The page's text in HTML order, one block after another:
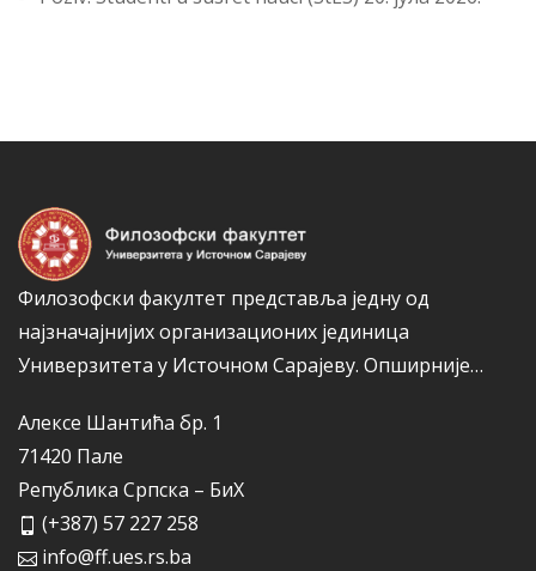
Филозофски факултет представља једну од
најзначајнијих организационих јединица
Универзитета у Источном Сарајеву. Опширније…
Алексе Шантића бр. 1
71420 Пале
Република Српска – БиХ
(+387) 57 227 258
info@ff.ues.rs.ba